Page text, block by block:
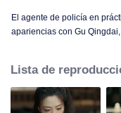
El agente de policía en
apariencias con Gu
Chu Yan, su superior
coaccionado, con el
Lista de